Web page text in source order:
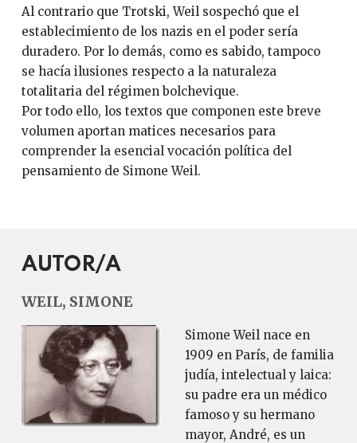
Al contrario que Trotski, Weil sospechó que el
establecimiento de los nazis en el poder sería
duradero. Por lo demás, como es sabido, tampoco
se hacía ilusiones respecto a la naturaleza
totalitaria del régimen bolchevique.
Por todo ello, los textos que componen este breve
volumen aportan matices necesarios para
comprender la esencial vocación política del
pensamiento de Simone Weil.
AUTOR/A
WEIL, SIMONE
Simone Weil nace en
1909 en París, de familia
judía, intelectual y laica:
su padre era un médico
famoso y su hermano
mayor, André, es un